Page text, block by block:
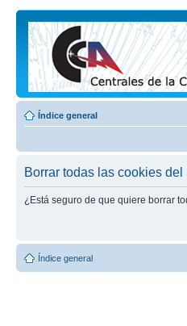
Índice general
Borrar todas las cookies del
¿Está seguro de que quiere borrar
Índice general